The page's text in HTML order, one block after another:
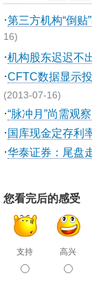
·第三方机构“倒
16)
·机构股东迟迟不
·CFTC数据显示
(2013-07-16)
·“脉冲月”尚需观
·国库现金定存利
·华泰证券：尾盘
您看完后的感受
支持 高兴